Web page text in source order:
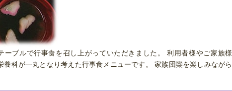
ーブルで行事食を召し上がっていただきました。 利用者様やご家族様
科が一丸となり考えた行事食メニューです。 家族団欒を楽しみながら